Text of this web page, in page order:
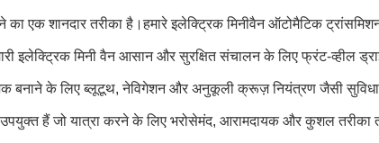
का एक शानदार तरीका है।हमारे इलेक्ट्रिक मिनीवैन ऑटोमैटिक
इलेक्ट्रिक मिनी वैन आसान और सुरक्षित संचालन के लिए फ्रंट-व्हील
बनाने के लिए ब्लूटूथ, नेविगेशन और अनुकूली क्रूज़ नियंत्रण जैसी
उपयुक्त हैं जो यात्रा करने के लिए भरोसेमंद, आरामदायक और कुशल तरीका